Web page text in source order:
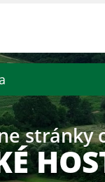
stránky